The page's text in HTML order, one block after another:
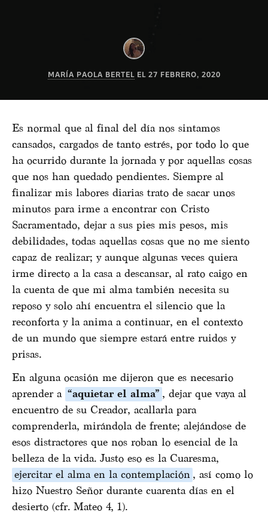
MARÍA PAOLA BERTELEL 27 FEBRERO, 2020
Es normal que al final del día nos sintamos
cansados, cargados de tanto estrés, por todo lo que
ha ocurrido durante la jornada y por aquellas cosas
que nos han quedado pendientes. Siempre al
finalizar mis labores diarias trato de sacar unos
minutos para irme a encontrar con Cristo
Sacramentado, dejar a sus pies mis pesos, mis
debilidades, todas aquellas cosas que no me siento
capaz de realizar; y aunque algunas veces quiera
irme directo a la casa a descansar, al rato caigo en
la cuenta de que mi alma también necesita su
reposo y solo ahí encuentra el silencio que la
reconforta y la anima a continuar, en el contexto
de un mundo que siempre estará entre ruidos y
prisas.
En alguna ocasión me dijeron que es necesario
aprender a “aquietar el alma” , dejar que vaya al
encuentro de su Creador, acallarla para
comprenderla, mirándola de frente; alejándose de
esos distractores que nos roban lo esencial de la
belleza de la vida. Justo eso es la Cuaresma,
ejercitar el alma en la contemplación , así como lo
hizo Nuestro Señor durante cuarenta días en el
desierto (cfr. Mateo 4, 1).